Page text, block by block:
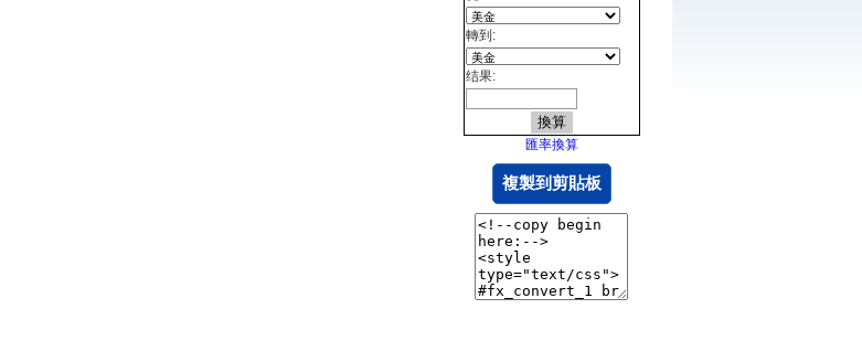
轉到:
结果:
匯率換算
複製到剪貼板